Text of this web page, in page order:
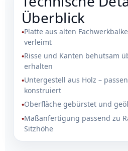
Überblick
Platte aus alten
verleimt
Risse und Kanten behutsam
erhalten
Untergestell aus Holz –
konstruiert
Oberfläche gebürstet und
Maßanfertigung passend zu
Sitzhöhe